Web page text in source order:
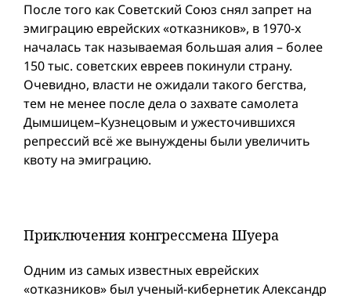
После того как Советский Союз снял запрет на
эмиграцию еврейских «отказников», в 1970-х
началась так называемая большая алия – более
150 тыс. советских евреев покинули страну.
Очевидно, власти не ожидали такого бегства,
тем не менее после дела о захвате самолета
Дымшицем–Кузнецовым и ужесточившихся
репрессий всё же вынуждены были увеличить
квоту на эмиграцию.
Приключения конгрессмена Шуера
Одним из самых известных еврейских
«отказников» был ученый-кибернетик Александр